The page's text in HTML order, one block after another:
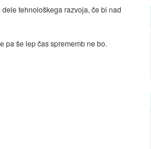
tehnološkega razvoja, če bi nad
pa še lep čas sprememb ne bo.